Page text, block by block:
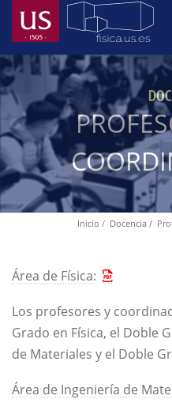
Pasar
contenido
principal
Menú
Principal
navegación
Inicio Docencia
Área de Física:
Los profesores y
Grado en Física, el Doble
de Materiales y el Doble
Área de Ingeniería de